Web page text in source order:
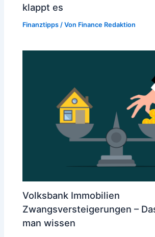
klappt es
Finanztipps / Von Finance Redaktion
Volksbank Immobilien
Zwangsversteigerungen –
man wissen